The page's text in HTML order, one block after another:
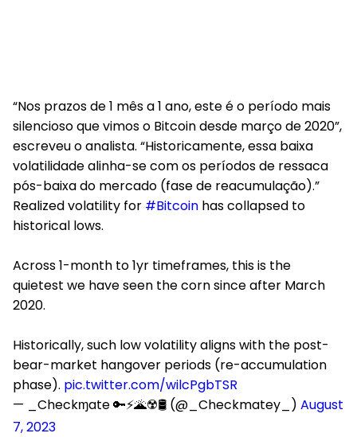
“Nos prazos de 1 mês a 1 ano, este é o período mais
silencioso que vimos o Bitcoin desde março de 2020”,
escreveu o analista. “Historicamente, essa baixa
volatilidade alinha-se com os períodos de ressaca
pós-baixa do mercado (fase de reacumulação).”
Realized volatility for #Bitcoin has collapsed to
historical lows.
Across 1-month to 1yr timeframes, this is the
quietest we have seen the corn since after March
2020.
Historically, such low volatility aligns with the post-
bear-market hangover periods (re-accumulation
phase). pic.twitter.com/wilcPgbTSR
— _Checkɱate 🔑⚡🌋☢️🛢️ (@_Checkmatey_) August
7, 2023